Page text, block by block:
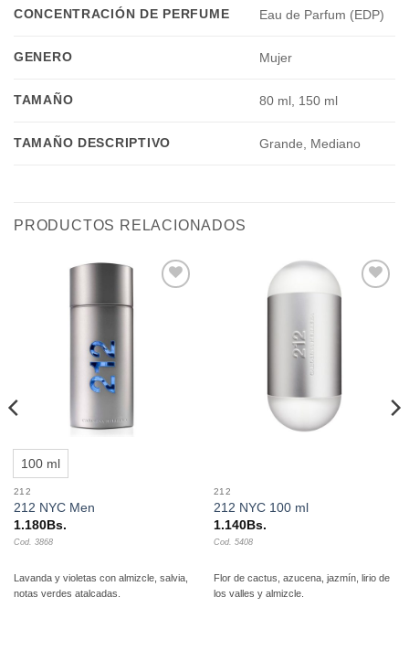
CONCENTRACIÓN DE PERFUME Eau de Parfum (EDP)
GENERO Mujer
TAMAÑO 80 ml, 150 ml
TAMAÑO DESCRIPTIVO Grande, Mediano
PRODUCTOS RELACIONADOS
100 ml
212
212 NYC Men
1.180Bs.
Cod. 3868
Lavanda y violetas con almizcle, salvia,
notas verdes atalcadas.
212
212 NYC 100 ml
1.140Bs.
Cod. 5408
Flor de cactus, azucena, jazmín, lirio de
los valles y almizcle.